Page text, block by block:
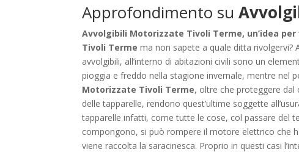
Approfondimento su
Avvolgibili Motorizzate Tivoli Terme, un’idea
Tivoli Terme ma non sapete a quale ditta
avvolgibili, all’interno di abitazioni civili sono un
pioggia e freddo nella stagione invernale, mentre nel
Motorizzate Tivoli Terme, oltre che proteggere dal
delle tapparelle, rendono quest’ultime soggette
tapparelle infatti, come tutte le cose, col passare del
compongono, si può rompere il motore elettrico che
viene raccolta la saracinesca. Proprio in questi casi